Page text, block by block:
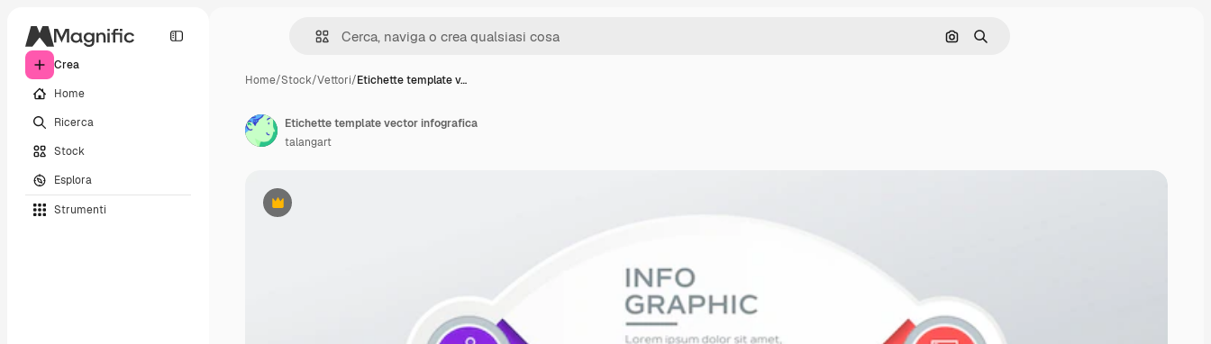
Crea
Home
Ricerca
Stock
Esplora
Strumenti
Cerca per immagine
Ricerca
Home/Stock/Vettori/Etichette template v…
Premium
Etichette template vector infografica
talangart